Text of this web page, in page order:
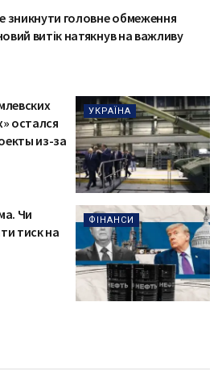
ТЕХНОЛОГІЇ
зникнути головне обмеження
витік натякнув на важливу
УКРАЇНА
остался
из-за
ФІНАНСИ
Чи
тиск на